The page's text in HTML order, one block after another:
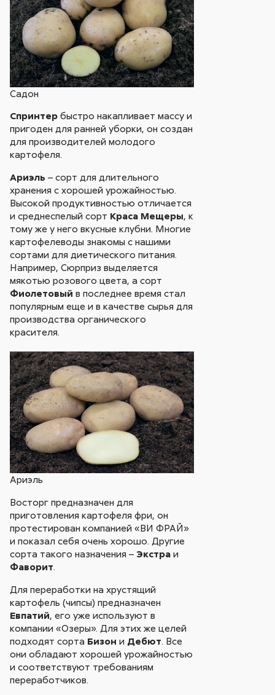
Садон
Спринтер быстро накапливает массу и
пригоден для ранней уборки, он создан
для производителей молодого
картофеля.
Ариэль – сорт для длительного
хранения с хорошей урожайностью.
Высокой продуктивностью отличается
и среднеспелый сорт Краса Мещеры, к
тому же у него вкусные клубни. Многие
картофелеводы знакомы с нашими
сортами для диетического питания.
Например, Сюрприз выделяется
мякотью розового цвета, а сорт
Фиолетовый в последнее время стал
популярным еще и в качестве сырья для
производства органического
красителя.
Ариэль
Восторг предназначен для
приготовления картофеля фри, он
протестирован компанией «ВИ ФРАЙ»
и показал себя очень хорошо. Другие
сорта такого назначения – Экстра и
Фаворит.
Для переработки на хрустящий
картофель (чипсы) предназначен
Евпатий, его уже используют в
компании «Озеры». Для этих же целей
подходят сорта Бизон и Дебют. Все
они обладают хорошей урожайностью
и соответствуют требованиям
переработчиков.